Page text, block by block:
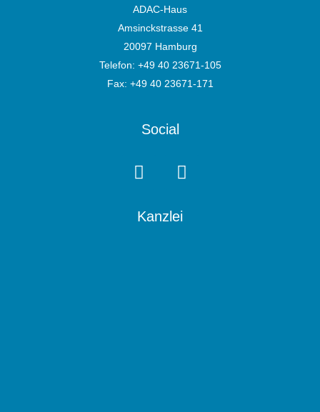
ADAC-Haus
Amsinckstrasse 41
20097 Hamburg
Telefon: +49 40 23671-105
Fax: +49 40 23671-171
Social
Kanzlei